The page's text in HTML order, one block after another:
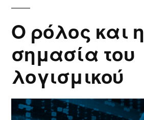
Ο ρόλος και η
σημασία του
λογισμικού